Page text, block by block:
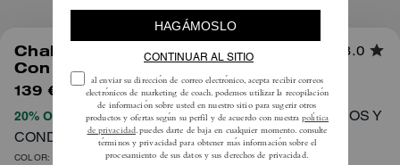
Chaleco Acolchado Reversible
Con Bloques De Color
3.0
139 € 450 €
20% OFF APLICADO AL PROCESAR EL PAGOTÉRMINOS Y
CONDICIONES COMPLETOS AQUÍ
COLOR: Negro